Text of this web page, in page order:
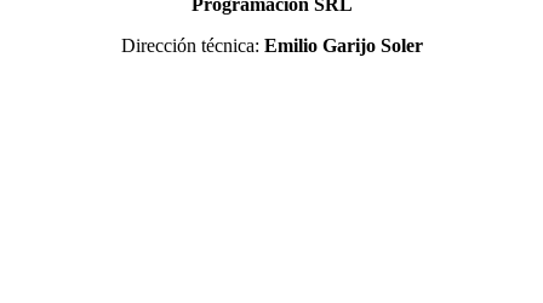
Programación SRL
Dirección técnica: Emilio Garijo Soler